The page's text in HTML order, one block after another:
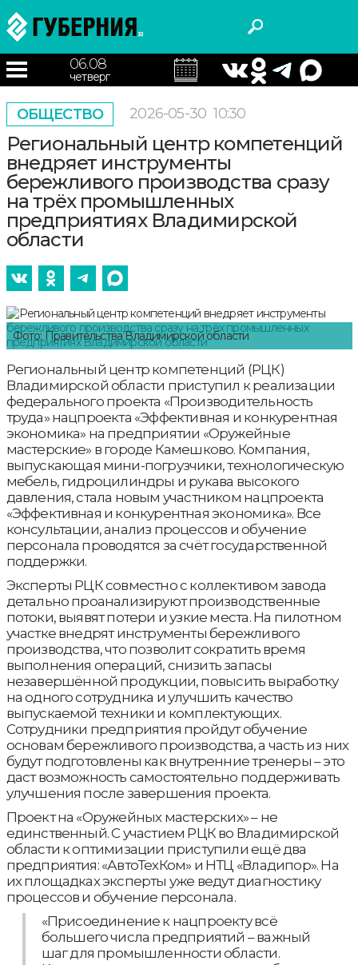
06.08
четверг
ОБЩЕСТВО 2026-05-30 10:30
Региональный центр компетенций
внедряет инструменты
бережливого производства сразу
на трёх промышленных
предприятиях Владимирской
области
Фото: Правительства Владимирской области
Региональный центр компетенций (РЦК)
Владимирской области приступил к реализации
федерального проекта «Производительность
труда» нацпроекта «Эффективная и конкурентная
экономика» на предприятии «Оружейные
мастерские» в городе Камешково. Компания,
выпускающая мини-погрузчики, технологическую
мебель, гидроцилиндры и рукава высокого
давления, стала новым участником нацпроекта
«Эффективная и конкурентная экономика». Все
консультации, анализ процессов и обучение
персонала проводятся за счёт государственной
поддержки.
Эксперты РЦК совместно с коллективом завода
детально проанализируют производственные
потоки, выявят потери и узкие места. На пилотном
участке внедрят инструменты бережливого
производства, что позволит сократить время
выполнения операций, снизить запасы
незавершённой продукции, повысить выработку
на одного сотрудника и улучшить качество
выпускаемой техники и комплектующих.
Сотрудники предприятия пройдут обучение
основам бережливого производства, а часть из них
будут подготовлены как внутренние тренеры – это
даст возможность самостоятельно поддерживать
улучшения после завершения проекта.
Проект на «Оружейных мастерских» – не
единственный. С участием РЦК во Владимирской
области к оптимизации приступили ещё два
предприятия: «АвтоТехКом» и НТЦ «Владипор». На
их площадках эксперты уже ведут диагностику
процессов и обучение персонала.
«Присоединение к нацпроекту всё
большего числа предприятий – важный
шаг для промышленности области.